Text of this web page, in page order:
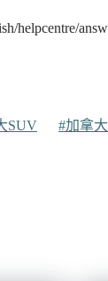
helpcentre/
SUV #加拿